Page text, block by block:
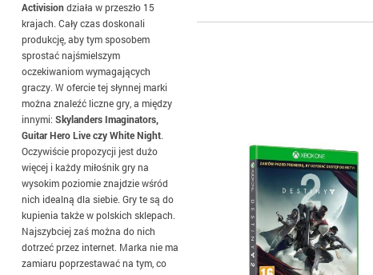
Activisiondziała w przeszło 15
krajach. Cały czas doskonali
produkcję, aby tym sposobem
sprostać najśmielszym
oczekiwaniom wymagających
graczy. W ofercie tej słynnej marki
można znaleźć liczne gry, a między
innymi: Skylanders Imaginators,
Guitar Hero Live czy White Night.
Oczywiście propozycji jest dużo
więcej i każdy miłośnik gry na
wysokim poziomie znajdzie wśród
nich idealną dla siebie. Gry te są do
kupienia także w polskich sklepach.
Najszybciej zaś można do nich
dotrzeć przez internet. Marka nie ma
zamiaru poprzestawać na tym, co